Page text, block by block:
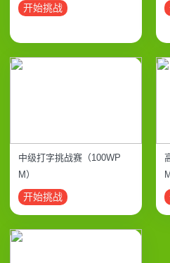
开始挑战
中级打字挑战赛（100WP
M）
开始挑战